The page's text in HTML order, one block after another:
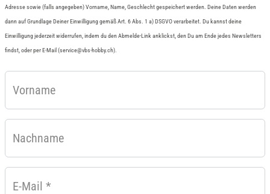
Adresse sowie (falls angegeben) Vorname, Name, Geschlecht gespeichert werden. Deine Daten werden
dann auf Grundlage Deiner Einwilligung gemäß Art. 6 Abs. 1 a) DSGVO verarbeitet. Du kannst deine
Einwilligung jederzeit widerrufen, indem du den Abmelde-Link anklickst, den Du am Ende jedes Newsletters
findst, oder per E-Mail (service@vbs-hobby.ch).
Vorname
Nachname
E-Mail *